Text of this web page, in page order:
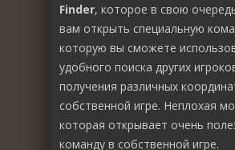
Finder, которое в свою
вам открыть специальную
которую вы сможете
удобного поиска других
получения различных
собственной игре. Неплохая
которая открывает очень
команду в собственной игре.